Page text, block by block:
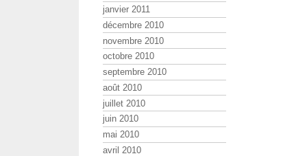
janvier 2011
décembre 2010
novembre 2010
octobre 2010
septembre 2010
août 2010
juillet 2010
juin 2010
mai 2010
avril 2010